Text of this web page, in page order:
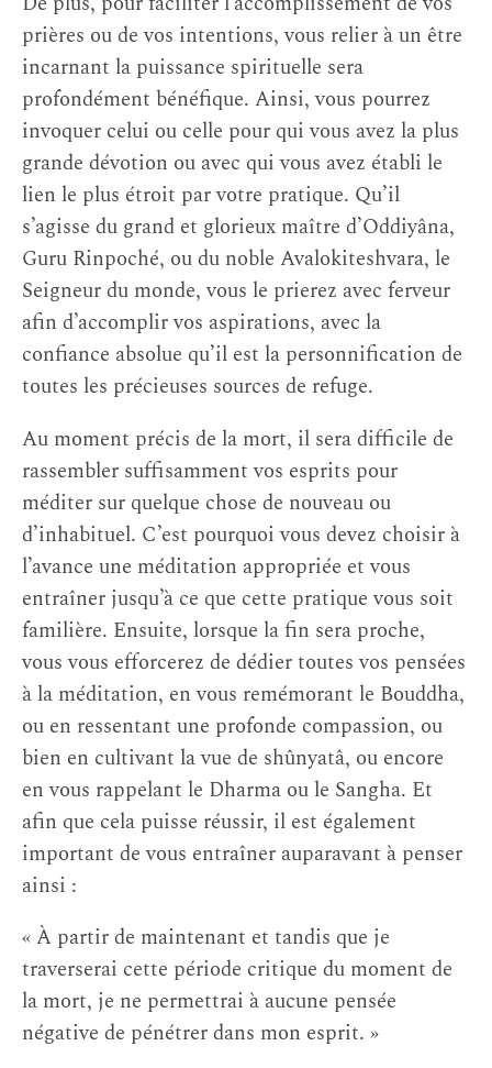
prières ou de vos intentions, vous relier à un être
incarnant la puissance spirituelle sera
profondément bénéfique. Ainsi, vous pourrez
invoquer celui ou celle pour qui vous avez la plus
grande dévotion ou avec qui vous avez établi le
lien le plus étroit par votre pratique. Qu’il
s’agisse du grand et glorieux maître d’Oddiyâna,
Guru Rinpoché, ou du noble Avalokiteshvara, le
Seigneur du monde, vous le prierez avec ferveur
afin d’accomplir vos aspirations, avec la
confiance absolue qu’il est la personnification de
toutes les précieuses sources de refuge.
Au moment précis de la mort, il sera difficile de
rassembler suffisamment vos esprits pour
méditer sur quelque chose de nouveau ou
d’inhabituel. C’est pourquoi vous devez choisir à
l’avance une méditation appropriée et vous
entraîner jusqu’à ce que cette pratique vous soit
familière. Ensuite, lorsque la fin sera proche,
vous vous efforcerez de dédier toutes vos pensées
à la méditation, en vous remémorant le Bouddha,
ou en ressentant une profonde compassion, ou
bien en cultivant la vue de shûnyatâ, ou encore
en vous rappelant le Dharma ou le Sangha. Et
afin que cela puisse réussir, il est également
important de vous entraîner auparavant à penser
ainsi :
« À partir de maintenant et tandis que je
traverserai cette période critique du moment de
la mort, je ne permettrai à aucune pensée
négative de pénétrer dans mon esprit. »